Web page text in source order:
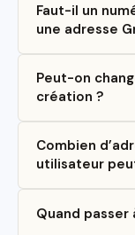
Faut-il un
une adresse
Peut-on
création ?
Combien
utilisateur
Quand passer